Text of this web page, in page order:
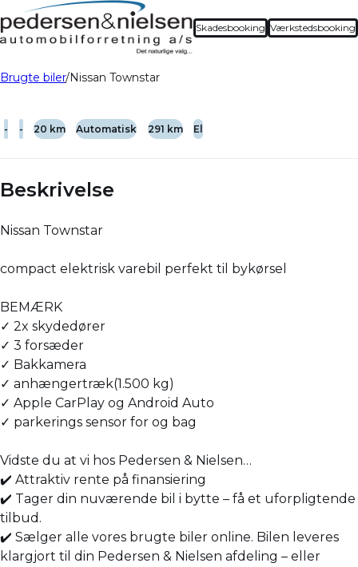
Skadesbooking Værkstedsbooking
Brugte biler Nissan Townstar
- - 20 km Automatisk 291 km El
Beskrivelse
Nissan Townstar
compact elektrisk varebil perfekt til bykørsel
BEMÆRK
✓ 2x skydedører
✓ 3 forsæder
✓ Bakkamera
✓ anhængertræk(1.500 kg)
✓ Apple CarPlay og Android Auto
✓ parkerings sensor for og bag
Vidste du at vi hos Pedersen & Nielsen…
✔️ Attraktiv rente på finansiering
✔️ Tager din nuværende bil i bytte – få et uforpligtende
tilbud.
✔️ Sælger alle vores brugte biler online. Bilen leveres
klargjort til din Pedersen & Nielsen afdeling – eller